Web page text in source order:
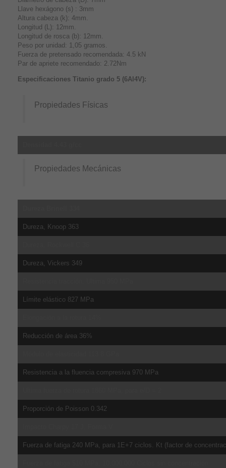
Llave hexágono (s) : 3mm
Altura cabeza (k): 4mm.
Longitud (L): 12mm.
Longitud de rosca (b): 12mm.
Peso por unidad: 1,05 gramos.
Fuerza de pretensado recomendada: 4.5 kN
Par de apriete recomendado: 2.72Nm
Especificaciones Titanio grado 5 (6Al4V):
Propiedades Físicas
Propiedades Mecánicas
Dureza, Knoop 363
Dureza, Vickers 349
Límite elástico 827 MPa
Reducción de área 36%
Resistencia a la fluencia compresiva 970 MPa
Proporción de Poisson 0.342
Fuerza de fatiga 240 MPa, para 1E+7 ciclos. Kt (factor de